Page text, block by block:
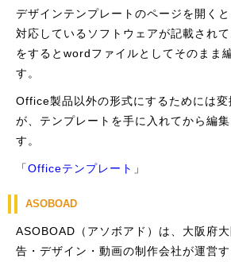
デザインテンプレートのページを開く
対応しているソフトウェアが記載され
をするとwordファイルとしてそのまま
す。
Office製品以外の形式にするためには変
が、テンプレートを手に入れてから編
す。
「Officeテンプレート 」
ASOBOAD
ASOBOAD（アソボアド）は、大阪府
告・デザイン・動画の制作会社が運営す